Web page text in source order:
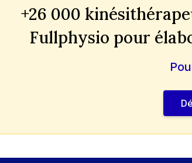
+26 000
Fullphysio pour